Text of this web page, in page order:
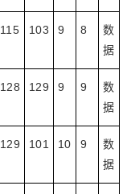
115 103 9 8
数
据
128 129 9 9
数
据
129 101 10 9
数
据